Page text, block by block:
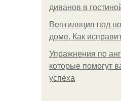
диванов в
Вентиляция под
доме. Как
Упражнения по
которые помогут
успеха